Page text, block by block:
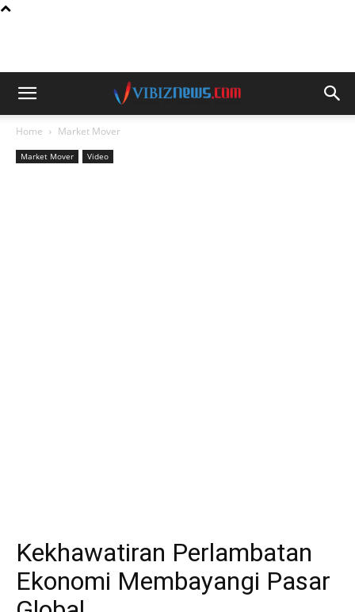
Home Market Mover
Market Mover Video
Kekhawatiran Perlambatan
Ekonomi Membayangi Pasar